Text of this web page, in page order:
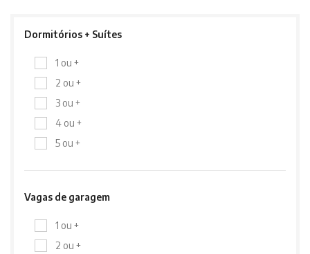
Dormitórios + Suítes
1 ou +
2 ou +
3 ou +
4 ou +
5 ou +
Vagas de garagem
1 ou +
2 ou +